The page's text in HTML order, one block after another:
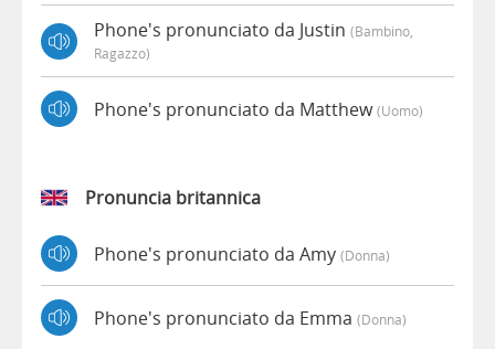
Phone's pronunciato da Justin (bambino,
Ragazzo)
Phone's pronunciato da Matthew(uomo)
Pronuncia britannica
Phone's pronunciato da Amy (donna)
Phone's pronunciato da Emma (donna)